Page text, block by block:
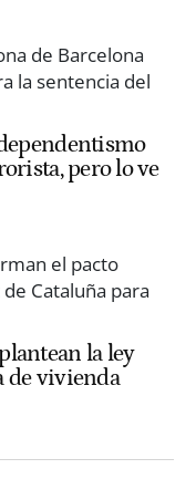
pero lo ve
la ley
de vivienda